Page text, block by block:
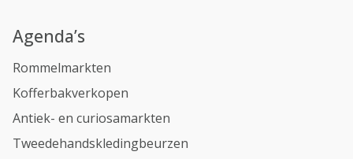
Agenda’s
Rommelmarkten
Kofferbakverkopen
Antiek- en curiosamarkten
Tweedehandskledingbeurzen